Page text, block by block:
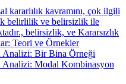
kararlılık kavramını, çok ilgili
belirlilik ve belirsizlik ile
belirsizlik, ve Kararsızlık
Teori ve Örnekler
Analizi: Bir Bina Örneği
Analizi: Modal Kombinasyon